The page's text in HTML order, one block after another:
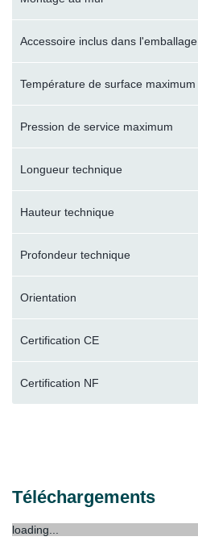
Accessoire inclus dans l'emballage
Température de surface maximum
Pression de service maximum
Longueur technique
Hauteur technique
Profondeur technique
Orientation
Certification CE
Certification NF
Téléchargements
loading...